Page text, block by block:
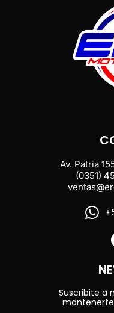
Av. Patria
(0351)
Suscribite a